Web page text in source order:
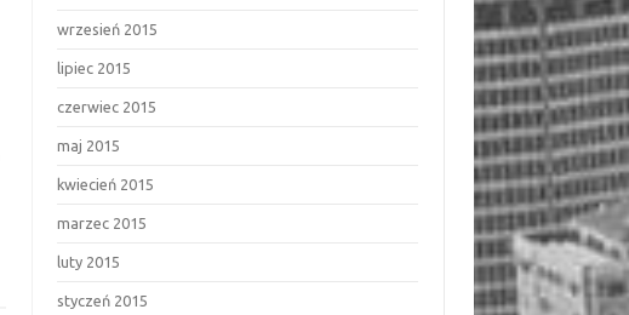
wrzesień 2015
lipiec 2015
czerwiec 2015
maj 2015
kwiecień 2015
marzec 2015
luty 2015
styczeń 2015